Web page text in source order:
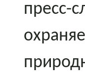
пресс-